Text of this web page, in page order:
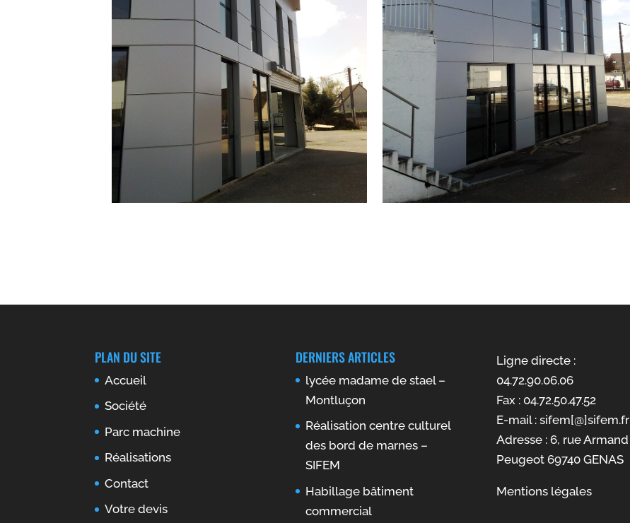
PLAN DU SITE
Accueil
Société
Parc machine
Réalisations
Contact
Votre devis
DERNIERS ARTICLES
lycée madame de stael –
Montluçon
Réalisation centre culturel
des bord de marnes –
SIFEM
Habillage bâtiment
commercial
Ligne directe :
04.72.90.06.06
Fax : 04.72.50.47.52
E-mail : sifem[@]sifem.fr
Adresse : 6, rue Armand
Peugeot 69740 GENAS
Mentions légales